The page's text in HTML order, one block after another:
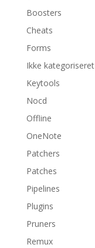
Boosters
Cheats
Forms
Ikke kategoriseret
Keytools
Nocd
Offline
OneNote
Patchers
Patches
Pipelines
Plugins
Pruners
Remux